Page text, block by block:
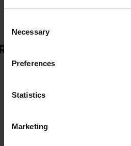
Selection
Necessary
Preferences
Statistics
Marketing
MORE